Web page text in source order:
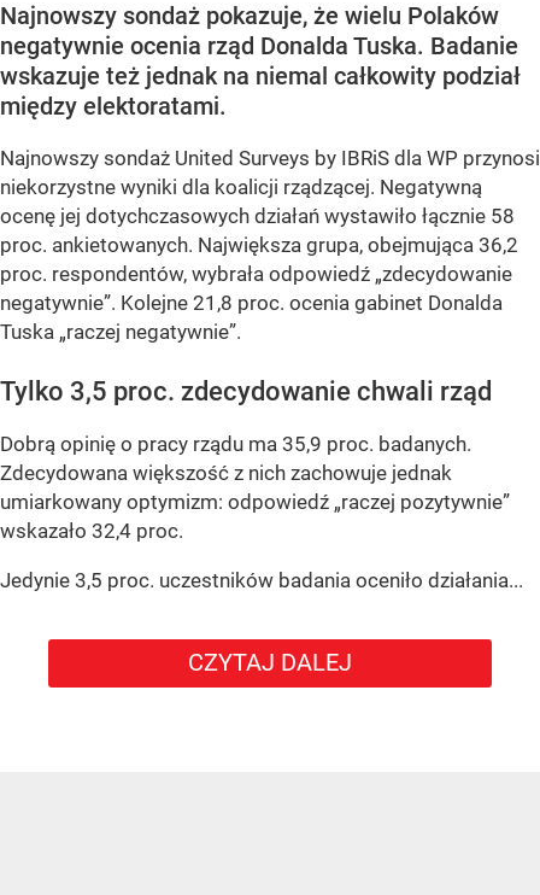
Najnowszy sondaż pokazuje, że wielu Polaków
negatywnie ocenia rząd Donalda Tuska. Badanie
wskazuje też jednak na niemal całkowity podział
między elektoratami.
Najnowszy sondaż United Surveys by IBRiS dla WP przynosi
niekorzystne wyniki dla koalicji rządzącej. Negatywną
ocenę jej dotychczasowych działań wystawiło łącznie 58
proc. ankietowanych. Największa grupa, obejmująca 36,2
proc. respondentów, wybrała odpowiedź „zdecydowanie
negatywnie”. Kolejne 21,8 proc. ocenia gabinet Donalda
Tuska „raczej negatywnie”.
Tylko 3,5 proc. zdecydowanie chwali rząd
Dobrą opinię o pracy rządu ma 35,9 proc. badanych.
Zdecydowana większość z nich zachowuje jednak
umiarkowany optymizm: odpowiedź „raczej pozytywnie”
wskazało 32,4 proc.
Jedynie 3,5 proc. uczestników badania oceniło działania...
CZYTAJ DALEJ